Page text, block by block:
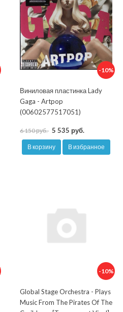
-10%
Виниловая пластинка Lady
Gaga - Artpop
(00602577517051)
6 150 руб. 5 535 руб.
В корзину В избранное
-10%
Global Stage Orchestra - Plays
Music From The Pirates Of The